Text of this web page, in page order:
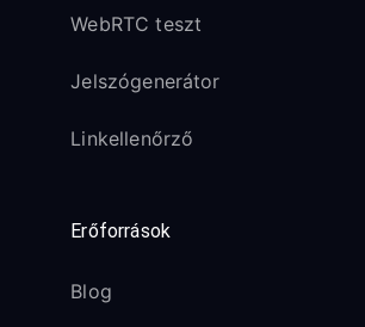
WebRTC teszt
Jelszógenerátor
Linkellenőrző
Erőforrások
Blog